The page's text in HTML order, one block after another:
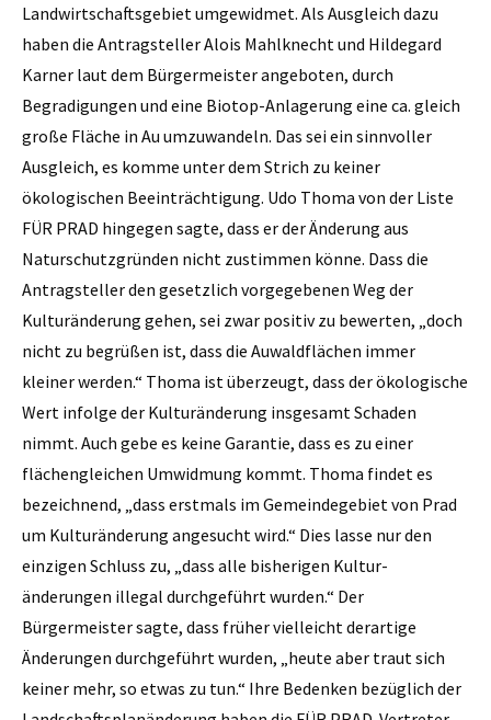
Landwirtschaftsgebiet umgewidmet. Als Ausgleich dazu
haben die Antragsteller Alois Mahlknecht und Hildegard
Karner laut dem Bürgermeister angeboten, durch
Begradigungen und eine Biotop-Anlagerung eine ca. gleich
große Fläche in Au umzuwandeln. Das sei ein sinnvoller
Ausgleich, es komme unter dem Strich zu keiner
ökologischen Beeinträchtigung. Udo Thoma von der Liste
FÜR PRAD hingegen sagte, dass er der Änderung aus
Naturschutzgründen nicht zustimmen könne. Dass die
Antragsteller den gesetzlich vorgegebenen Weg der
Kulturänderung gehen, sei zwar positiv zu bewerten, „doch
nicht zu be­grüßen ist, dass die Auwaldflächen immer
kleiner werden.“ Thoma ist überzeugt, dass der ökologische
Wert infolge der Kulturänderung insgesamt Schaden
nimmt. Auch gebe es keine Garantie, dass es zu einer
flächengleichen Umwidmung kommt. Thoma findet es
bezeichnend, „dass erstmals im Gemeindegebiet von Prad
um Kulturänderung angesucht wird.“ Dies lasse nur den
einzigen Schluss zu, „dass alle bisherigen Kultur­
änderungen illegal durchgeführt wurden.“ Der
Bürgermeister sagte, dass früher vielleicht derartige
Änderungen durchgeführt wurden, „heute aber traut sich
keiner mehr, so etwas zu tun.“ Ihre Bedenken bezüglich der